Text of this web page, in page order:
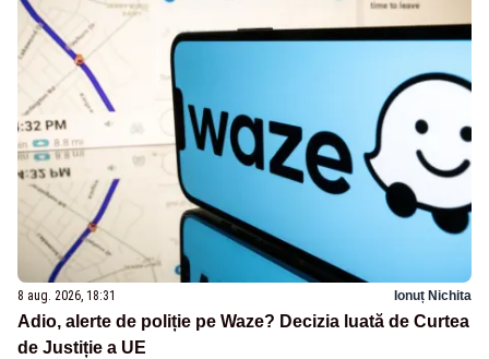
8 aug. 2026, 18:31 Ionuț Nichita
Adio, alerte de poliție pe Waze? Decizia luată de Curtea
de Justiție a UE